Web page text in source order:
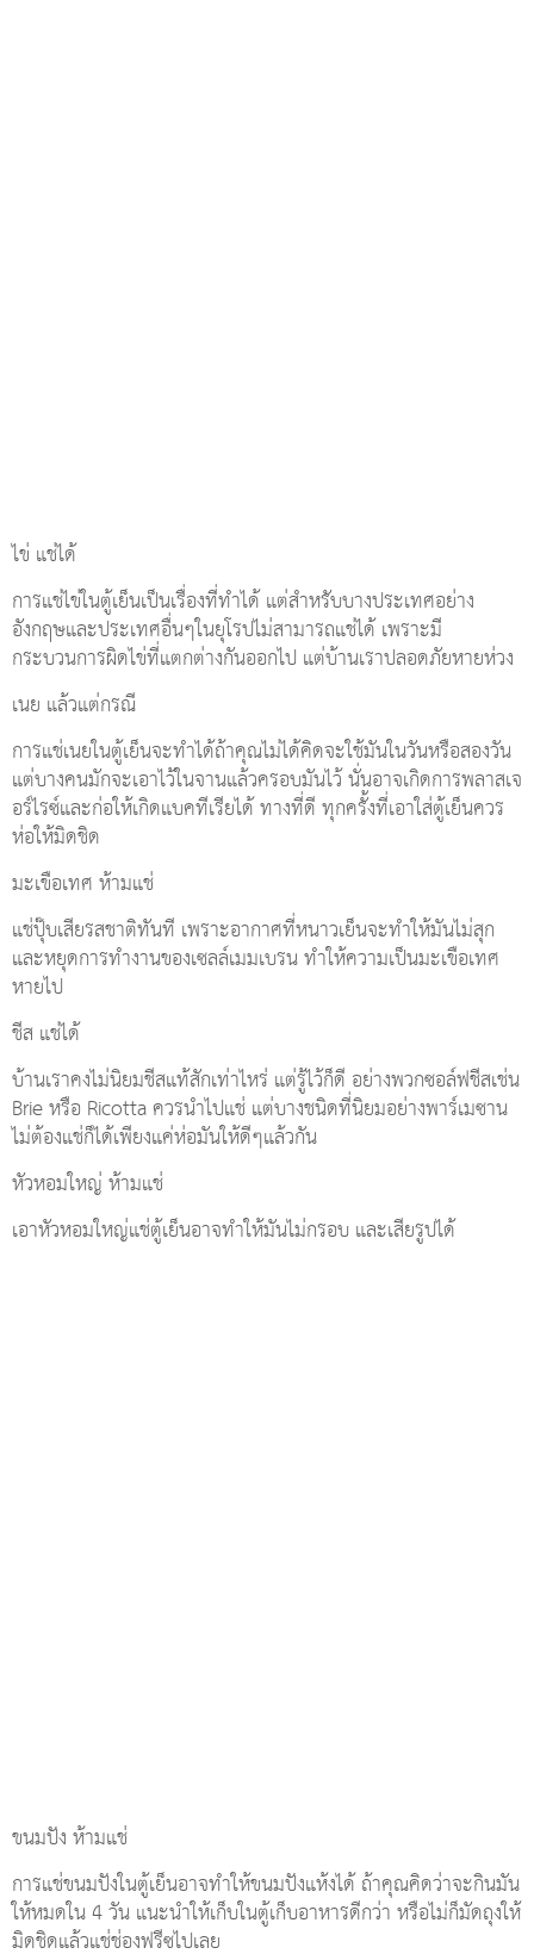
ไข่ แช่ได้
การแช่ไข่ในตู้เย็นเป็นเรื่องที่ทำได้ แต่สำหรับบางประเทศอย่าง
อังกฤษและประเทศอื่นๆในยุโรปไม่สามารถแช่ได้ เพราะมี
กระบวนการผิดไข่ที่แตกต่างกันออกไป แต่บ้านเราปลอดภัยหายห่วง
เนย แล้วแต่กรณี
การแช่เนยในตู้เย็นจะทำได้ถ้าคุณไม่ได้คิดจะใช้มันในวันหรือสองวัน
แต่บางคนมักจะเอาไว้ในจานแล้วครอบมันไว้ นั่นอาจเกิดการพลาสเจ
อร์ไรซ์และก่อให้เกิดแบคทีเรียได้ ทางที่ดี ทุกครั้งที่เอาใส่ตู้เย็นควร
ห่อให้มิดชิด
มะเขือเทศ ห้ามแช่
แช่ปุ๊บเสียรสชาติทันที เพราะอากาศที่หนาวเย็นจะทำให้มันไม่สุก
และหยุดการทำงานของเซลล์เมมเบรน ทำให้ความเป็นมะเขือเทศ
หายไป
ชีส แช่ได้
บ้านเราคงไม่นิยมชีสแท้สักเท่าไหร่ แต่รู้ไว้ก็ดี อย่างพวกซอล์ฟชีสเช่น
Brie หรือ Ricotta ควรนำไปแช่ แต่บางชนิดที่นิยมอย่างพาร์เมซาน
ไม่ต้องแช่ก็ได้เพียงแค่ห่อมันให้ดีๆแล้วกัน
หัวหอมใหญ่ ห้ามแช่
เอาหัวหอมใหญ่แช่ตู้เย็นอาจทำให้มันไม่กรอบ และเสียรูปได้
ขนมปัง ห้ามแช่
การแช่ขนมปังในตู้เย็นอาจทำให้ขนมปังแห้งได้ ถ้าคุณคิดว่าจะกินมัน
ให้หมดใน 4 วัน แนะนำให้เก็บในตู้เก็บอาหารดีกว่า หรือไม่ก็มัดถุงให้
มิดชิดแล้วแช่ช่องฟรีซไปเลย